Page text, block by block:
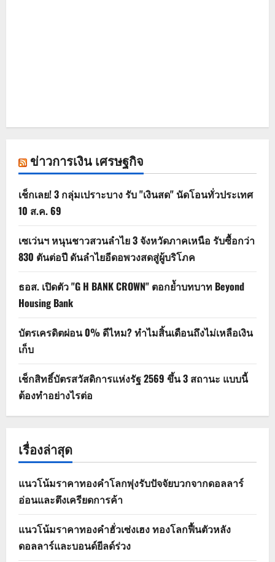
ข่าวการเงิน เศรษฐกิจ
เช็กเลย! 3 กลุ่มเปราะบาง รับ "เงินสด" นัดโอนทั่วประเทศ
10 ส.ค. 69
เซเว่นฯ หนุนชาวสวนลำไย 3 จังหวัดภาคเหนือ รับซื้อกว่า
830 ตันต่อปี ดันลำไยอีดอพวงสดสู่ผู้บริโภค
ธอส. เปิดตัว "G H BANK CROWN" ตอกย้ำบทบาท Beyond
Housing Bank
บัตรเครดิตผ่อน 0% ดีไหม? ทำไมสิ้นเดือนถึงไม่เหลือเงิน
เก็บ
เช็กสิทธิ์บัตรสวัสดิการแห่งรัฐ 2569 ขึ้น 3 สถานะ แบบนี้
ต้องทำอย่างไรต่อ
เรื่องล่าสุด
แนวโน้มราคาทองคำโลกพุ่งรับปัจจัยบวกจากดอลลาร์
อ่อนและตึงเครียดการค้า
แนวโน้มราคาทองคำฮั่วเซ่งเฮง ทองโลกฟื้นตัวหลัง
ดอลลาร์และบอนด์ยีลด์ร่วง